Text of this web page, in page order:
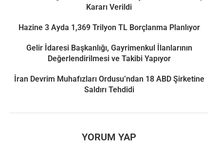
Kararı Verildi
Hazine 3 Ayda 1,369 Trilyon TL Borçlanma Planlıyor
Gelir İdaresi Başkanlığı, Gayrimenkul İlanlarının
Değerlendirilmesi ve Takibi Yapıyor
İran Devrim Muhafızları Ordusu’ndan 18 ABD Şirketine
Saldırı Tehdidi
YORUM YAP